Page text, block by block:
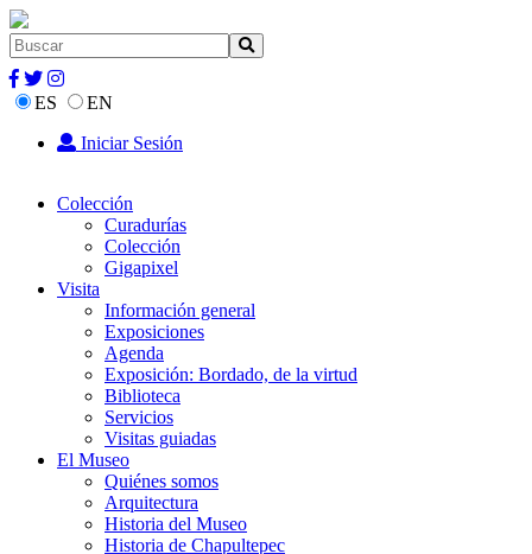
ES
EN
Iniciar Sesión
Colección
Curadurías
Colección
Gigapixel
Visita
Información general
Exposiciones
Agenda
Exposición: Bordado, de la virtud
Biblioteca
Servicios
Visitas guiadas
El Museo
Quiénes somos
Arquitectura
Historia del Museo
Historia de Chapultepec